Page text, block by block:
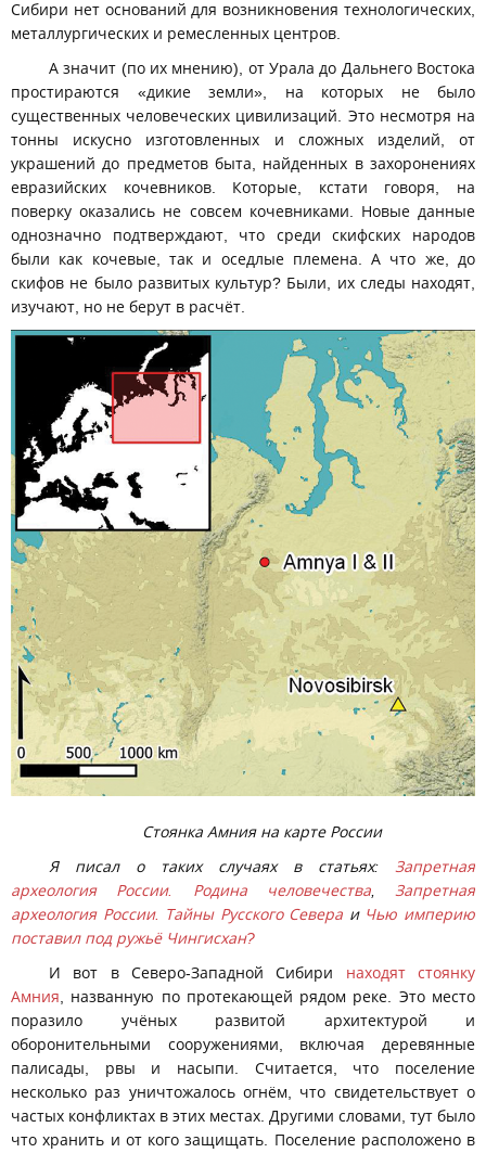
Сибири нет оснований для возникновения технологических,
металлургических и ремесленных центров.
А значит (по их мнению), от Урала до Дальнего Востока
простираются «дикие земли», на которых не было
существенных человеческих цивилизаций. Это несмотря на
тонны искусно изготовленных и сложных изделий, от
украшений до предметов быта, найденных в захоронениях
евразийских кочевников. Которые, кстати говоря, на
поверку оказались не совсем кочевниками. Новые данные
однозначно подтверждают, что среди скифских народов
были как кочевые, так и оседлые племена. А что же, до
скифов не было развитых культур? Были, их следы находят,
изучают, но не берут в расчёт.
Стоянка Амния на карте России
Я писал о таких случаях в статьях: Запретная
археология России. Родина человечества, Запретная
археология России. Тайны Русского Севера и Чью империю
поставил под ружьё Чингисхан?
И вот в Северо-Западной Сибири находят стоянку
Амния , названную по протекающей рядом реке. Это место
поразило учёных развитой архитектурой и
оборонительными сооружениями, включая деревянные
палисады, рвы и насыпи. Считается, что поселение
несколько раз уничтожалось огнём, что свидетельствует о
частых конфликтах в этих местах. Другими словами, тут было
что хранить и от кого защищать. Поселение расположено в